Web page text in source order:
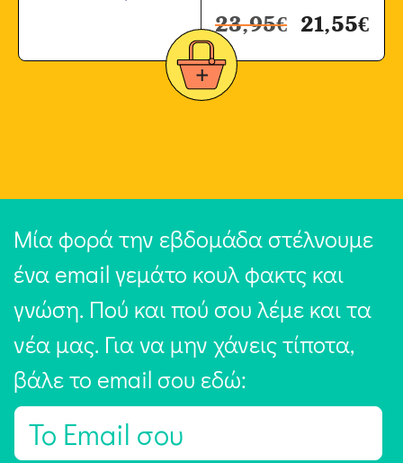
23,95€ 21,55€
Μία φορά την εβδομάδα στέλνουμε
ένα email γεμάτο κουλ φακτς και
γνώση. Πού και πού σου λέμε και τα
νέα μας. Για να μην χάνεις τίποτα,
βάλε το email σου εδώ:
E